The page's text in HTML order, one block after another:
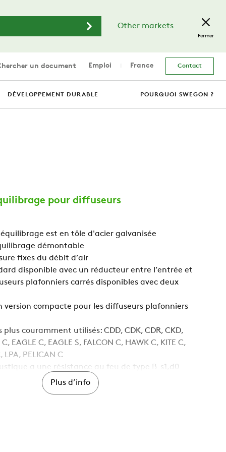
Other markets
Fermer
un document Emploi France Contact
DÉVELOPPEMENT DURABLE POURQUOI SWEGON ?
pour diffuseurs
est en tôle d'acier galvanisée
démontable
fixes du débit d’air
disponible avec un réducteur entre l’entrée et
plafonniers carrés disponibles avec deux
version compacte pour les diffuseurs plafonniers
plus couramment utilisés: CDD, CDK, CDR, CKD,
C, EAGLE C, EAGLE S, FALCON C, HAWK C, KITE C,
LPA, PELICAN C
a une résistance au feu de type B-s1,d0
à EN ISO 11925-2Plus d’info